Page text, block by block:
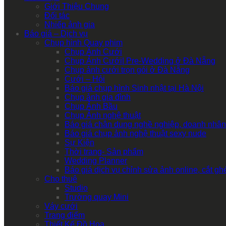
Giới Thiệu Chung
Đối tác
Nhiếp ảnh gia
Báo giá – Dịch vụ
Chụp hình Quay phim
Chụp Ảnh Cưới
Chụp Ảnh Cưới| Pre-Wedding ở Đà Nẵng
Chụp ảnh cưới trọn gói ở Đà Nẵng
Cưới – Hỏi
Báo giá chụp hình Sinh nhật tại Hà Nội
Chụp ảnh gia đình
Chụp Ảnh Bầu
Chụp Ảnh nghệ thuật
Báo giá chân dung nghề nghiệp, doanh nhân
Báo giá chụp ảnh nghệ thuật sexy nude
Sự Kiện
Thời trang- Sản phẩm
Wedding Planner
Báo giá dịch vụ chỉnh sửa ảnh online, cắt
Cho thuê
Studio
Trường quay Mini
Váy cưới
Trang điểm
Thiết Kế Đồ Họa